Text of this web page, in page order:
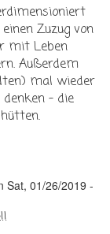
Zuzug von
mit Leben
Außerdem
mal wieder
- die
Sat, 01/26/2019 -